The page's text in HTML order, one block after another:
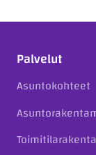
Palvelut
Asuntokohteet